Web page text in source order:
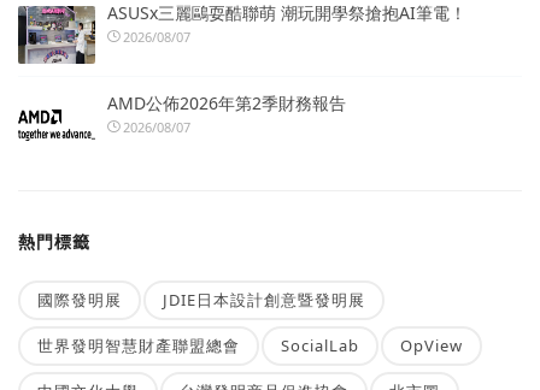
ASUSx三麗鷗耍酷聯萌 潮玩開學祭搶抱AI筆電！
2026/08/07
AMD公佈2026年第2季財務報告
2026/08/07
熱門標籤
國際發明展 JDIE日本設計創意暨發明展
世界發明智慧財產聯盟總會 SocialLab OpView